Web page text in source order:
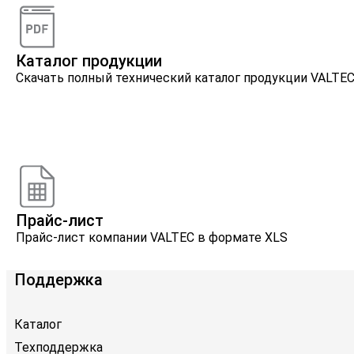
Каталог продукции
Скачать полный технический каталог продукции VALTEC
Прайс-лист
Прайс-лист компании VALTEC в формате XLS
Поддержка
Каталог
Техподдержка